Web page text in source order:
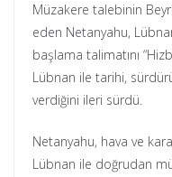
Müzakere talebinin
eden Netanyahu,
başlama talimatını
Lübnan ile tarihi,
verdiğini ileri sürdü.
Netanyahu, hava ve kara
Lübnan ile doğrudan